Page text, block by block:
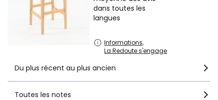
Utiliser un chiffon doux avec un peu d'eau savonneuse,
rincer et sécher. Pour la poussière, utiliser la brosse douce
d'un aspirateur.
Information colis
Couleurs Bois clair
Tailles Taille Unique
dans toutes les
langues
Informations,
La Redoute s'engage
Du plus récent au plus ancien
Toutes les notes